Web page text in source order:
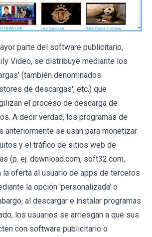
parte del software publicitario,
Video, se distribuye mediante los
(también denominados
de descargas', etc.) que
el proceso de descarga de
A decir verdad, los programas de
anteriormente se usan para monetizar
y el tráfico de sitios web de
(p. ej. download.com, soft32.com,
la oferta al usuario de apps de terceros
la opción 'personalizada' o
al descargar e instalar programas
los usuarios se arriesgan a que sus
con software publicitario o